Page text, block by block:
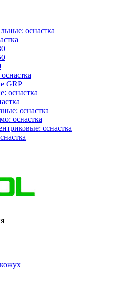
оснастка
GRP
оснастка
оснастка
оснастка
оснастка